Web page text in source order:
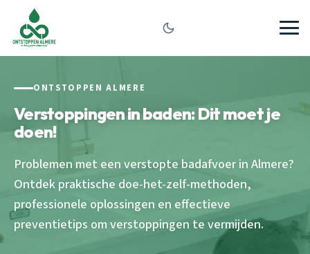
ONTSTOPPEN ALMERE
Verstoppingen in baden: Dit moet je
doen!
Problemen met een verstopte badafvoer in Almere?
Ontdek praktische doe-het-zelf-methoden,
professionele oplossingen en effectieve
preventietips om verstoppingen te vermijden.